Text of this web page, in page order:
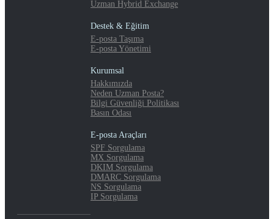
Uzman Hybrid Exchange
Destek & Eğitim
E-posta Taşıma
E-posta Yönetimi
Kurumsal
Hakkımızda
Neden Uzman Posta?
Bilgi Güvenliği Politikası
Basın Odası
E-posta Araçları
SPF Sorgulama
MX Sorgulama
DKIM Sorgulama
DMARC Sorgulama
NS Sorgulama
IP Sorgulama